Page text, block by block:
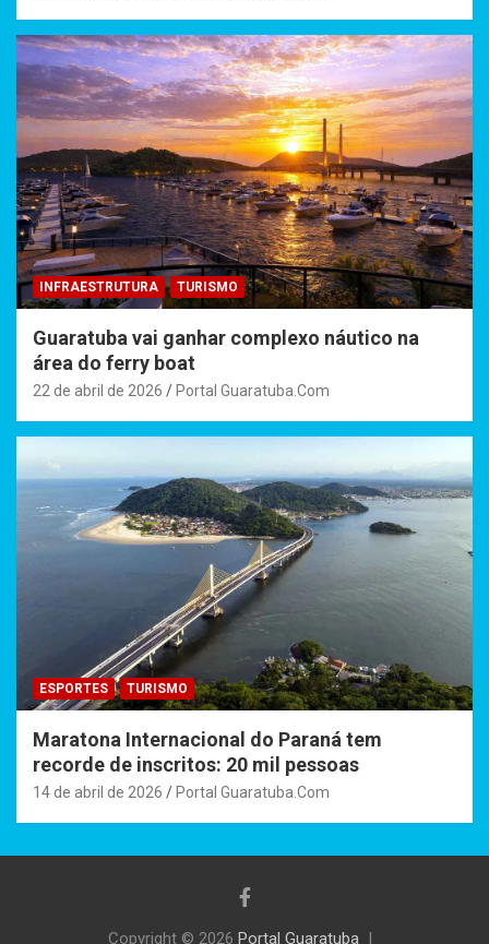
INFRAESTRUTURA TURISMO
Guaratuba vai ganhar complexo náutico na
área do ferry boat
22 de abril de 2026 Portal Guaratuba.Com
ESPORTES TURISMO
Maratona Internacional do Paraná tem
recorde de inscritos: 20 mil pessoas
14 de abril de 2026 Portal Guaratuba.Com
Copyright © 2026 Portal Guaratuba